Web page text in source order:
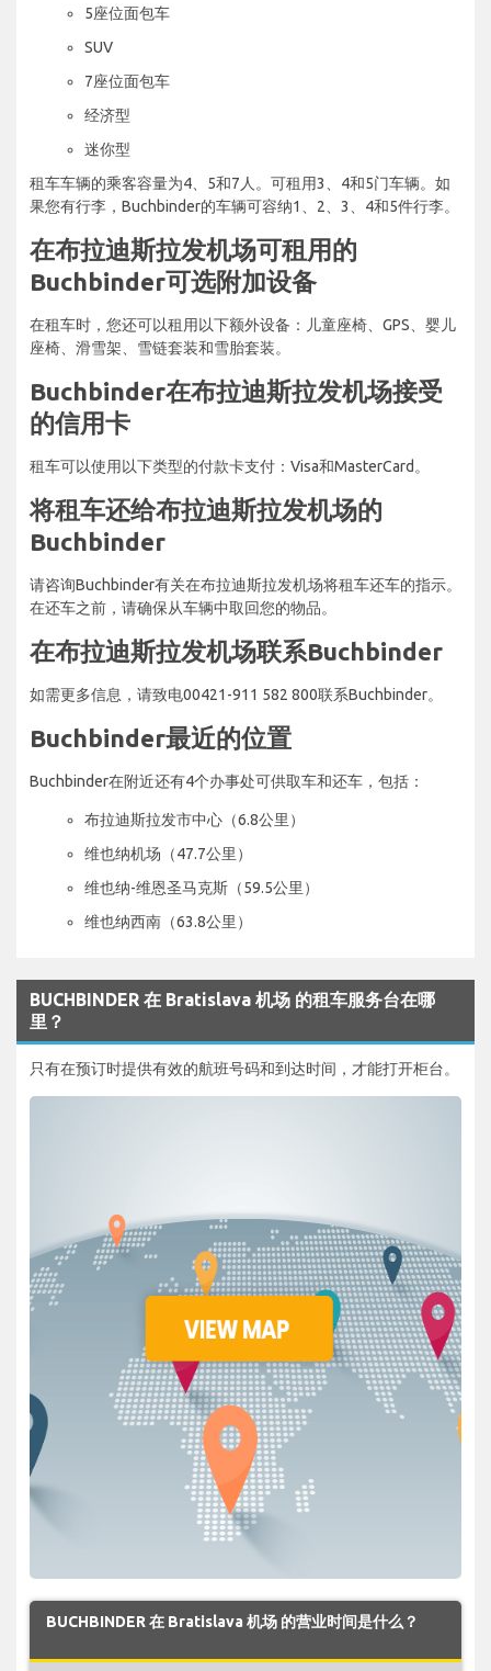
5座位面包车
SUV
7座位面包车
经济型
迷你型
租车车辆的乘客容量为4、5和7人。可租用3、4和5门车辆。如
果您有行李，Buchbinder的车辆可容纳1、2、3、4和5件行李。
在布拉迪斯拉发机场可租用的
Buchbinder可选附加设备
在租车时，您还可以租用以下额外设备：儿童座椅、GPS、婴儿
座椅、滑雪架、雪链套装和雪胎套装。
Buchbinder在布拉迪斯拉发机场接受
的信用卡
租车可以使用以下类型的付款卡支付：Visa和MasterCard。
将租车还给布拉迪斯拉发机场的
Buchbinder
请咨询Buchbinder有关在布拉迪斯拉发机场将租车还车的指示。
在还车之前，请确保从车辆中取回您的物品。
在布拉迪斯拉发机场联系Buchbinder
如需更多信息，请致电00421-911 582 800联系Buchbinder。
Buchbinder最近的位置
Buchbinder在附近还有4个办事处可供取车和还车，包括：
布拉迪斯拉发市中心（6.8公里）
维也纳机场（47.7公里）
维也纳-维恩圣马克斯（59.5公里）
维也纳西南（63.8公里）
BUCHBINDER 在 Bratislava 机场 的租车服务台在哪
里？
只有在预订时提供有效的航班号码和到达时间，才能打开柜台。
BUCHBINDER 在 Bratislava 机场 的营业时间是什么？